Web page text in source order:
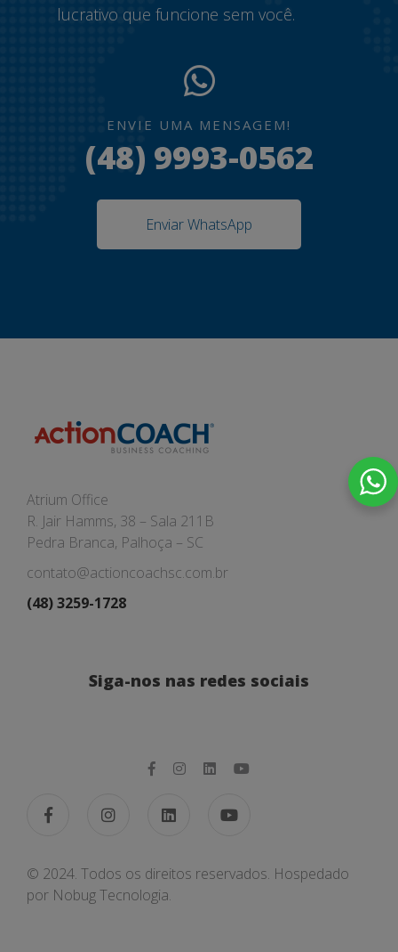
lucrativo que funcione sem você.
ENVIE UMA MENSAGEM!
(48) 9993-0562
Enviar WhatsApp
Atrium Office
R. Jair Hamms, 38 – Sala 211B
Pedra Branca, Palhoça – SC
contato@actioncoachsc.com.br
(48) 3259-1728
Siga-nos nas redes sociais
© 2024. Todos os direitos reservados. Hospedado
por Nobug Tecnologia.